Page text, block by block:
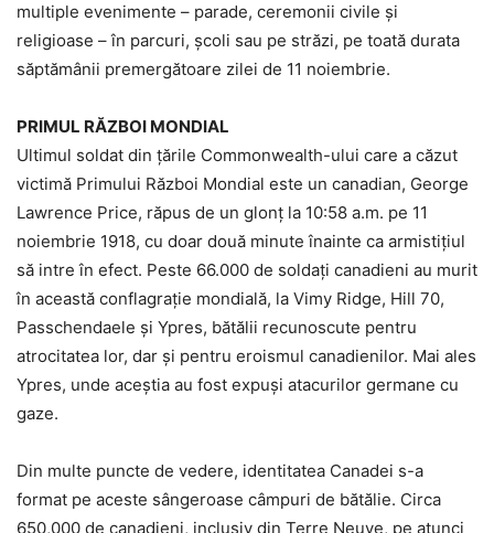
multiple evenimente – parade, ceremonii civile și
religioase – în parcuri, școli sau pe străzi, pe toată durata
săptămânii premergătoare zilei de 11 noiembrie.
PRIMUL RĂZBOI MONDIAL
Ultimul soldat din țările Commonwealth-ului care a căzut
victimă Primului Război Mondial este un canadian, George
Lawrence Price, răpus de un glonț la 10:58 a.m. pe 11
noiembrie 1918, cu doar două minute înainte ca armistițiul
să intre în efect. Peste 66.000 de soldați canadieni au murit
în această conflagrație mondială, la Vimy Ridge, Hill 70,
Passchendaele și Ypres, bătălii recunoscute pentru
atrocitatea lor, dar și pentru eroismul canadienilor. Mai ales
Ypres, unde aceștia au fost expuși atacurilor germane cu
gaze.
Din multe puncte de vedere, identitatea Canadei s-a
format pe aceste sângeroase câmpuri de bătălie. Circa
650,000 de canadieni, inclusiv din Terre Neuve, pe atunci